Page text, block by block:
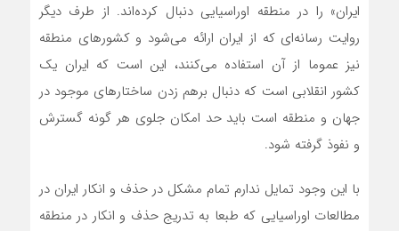
ایران» را در منطقه اوراسیایی دنبال کرده‌اند. از طرف دیگر
روایت رسانه‌ای که از ایران ارائه می‌شود و کشورهای منطقه
نیز عموما از آن استفاده می‌کنند، این است که ایران یک
کشور انقلابی است که دنبال برهم زدن ساختارهای موجود در
جهان و منطقه است باید حد امکان جلوی هر گونه گسترش
و نفوذ گرفته شود.
با این وجود تمایل ندارم تمام مشکل در حذف و انکار ایران در
مطالعات اوراسیایی که طبعا به تدریج حذف و انکار در منطقه